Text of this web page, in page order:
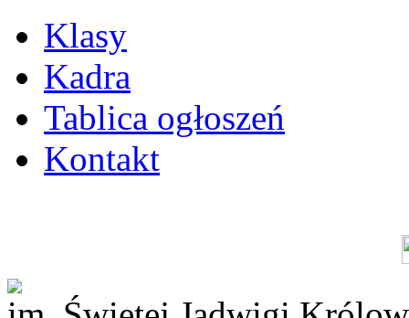
Klasy
Kadra
Tablica ogłoszeń
Kontakt